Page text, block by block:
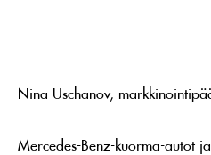
Nina Uschanov,
Mercedes-Benz-kuorma-autot